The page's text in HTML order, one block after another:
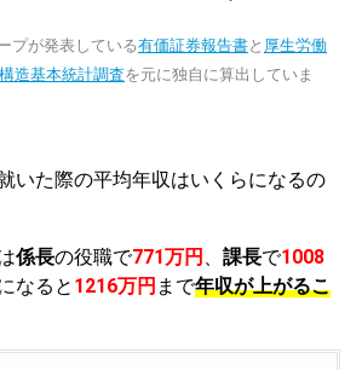
プが発表している有価証券報告書と 厚生労働
造基本統計調査を元に独自に算出していま
いた際の平均年収はいくらになるの
係長の役職で771万円 課長で1008
なると 1216万円 まで年収が上がるこ